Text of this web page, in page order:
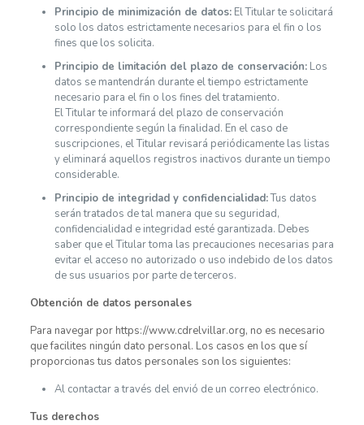
Principio de minimización de datos:El Titular te solicitará
solo los datos estrictamente necesarios para el fin o los
fines que los solicita.
Principio de limitación del plazo de conservación:Los
datos se mantendrán durante el tiempo estrictamente
necesario para el fin o los fines del tratamiento.
El Titular te informará del plazo de conservación
correspondiente según la finalidad. En el caso de
suscripciones, el Titular revisará periódicamente las listas
y eliminará aquellos registros inactivos durante un tiempo
considerable.
Principio de integridad y confidencialidad:Tus datos
serán tratados de tal manera que su seguridad,
confidencialidad e integridad esté garantizada. Debes
saber que el Titular toma las precauciones necesarias para
evitar el acceso no autorizado o uso indebido de los datos
de sus usuarios por parte de terceros.
Obtención de datos personales
Para navegar por https://www.cdrelvillar.org, no es necesario
que facilites ningún dato personal. Los casos en los que sí
proporcionas tus datos personales son los siguientes:
Al contactar a través del envió de un correo electrónico.
Tus derechos